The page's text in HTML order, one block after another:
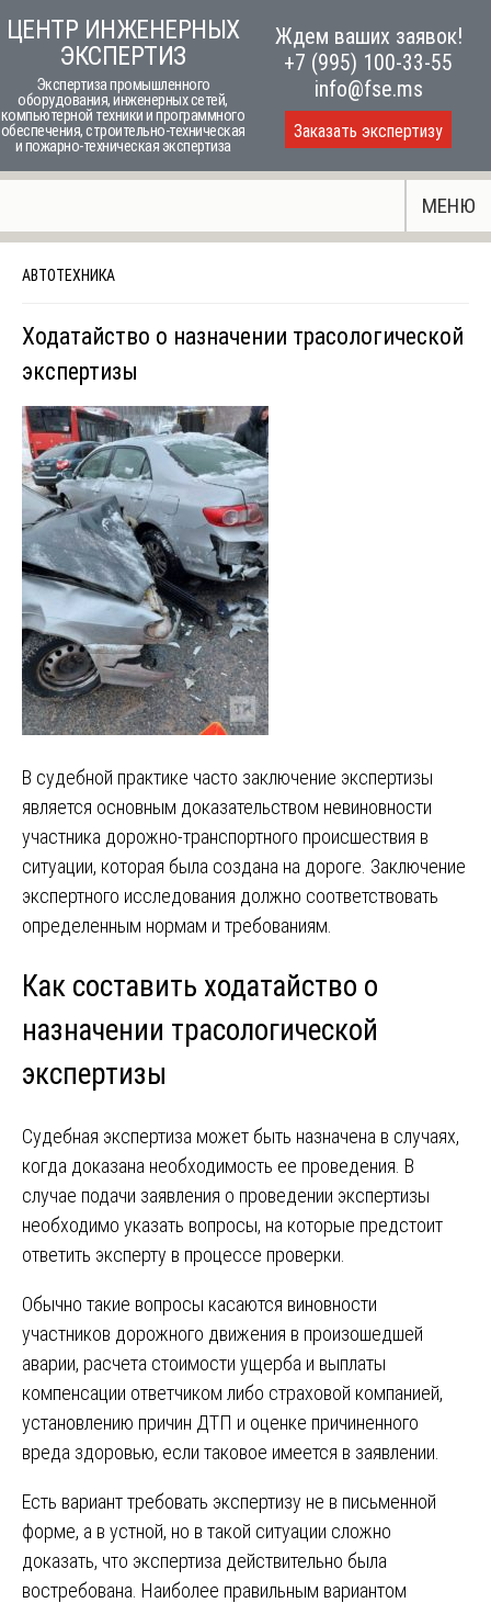
to
content
ЦЕНТР ИНЖЕНЕРНЫХ
ЭКСПЕРТИЗ
Экспертиза промышленного
оборудования, инженерных сетей,
компьютерной техники и программного
обеспечения, строительно-техническая
и пожарно-техническая экспертиза
Ждем ваших заявок!
+7 (995) 100-33-55
info@fse.ms
Заказать экспертизу
МЕНЮ
АВТОТЕХНИКА
Ходатайство о назначении трасологической
экспертизы
В судебной практике часто заключение экспертизы
является основным доказательством невиновности
участника дорожно-транспортного происшествия в
ситуации, которая была создана на дороге. Заключение
экспертного исследования должно соответствовать
определенным нормам и требованиям.
Как составить ходатайство о
назначении трасологической
экспертизы
Судебная экспертиза может быть назначена в случаях,
когда доказана необходимость ее проведения. В
случае подачи заявления о проведении экспертизы
необходимо указать вопросы, на которые предстоит
ответить эксперту в процессе проверки.
Обычно такие вопросы касаются виновности
участников дорожного движения в произошедшей
аварии, расчета стоимости ущерба и выплаты
компенсации ответчиком либо страховой компанией,
установлению причин ДТП и оценке причиненного
вреда здоровью, если таковое имеется в заявлении.
Есть вариант требовать экспертизу не в письменной
форме, а в устной, но в такой ситуации сложно
доказать, что экспертиза действительно была
востребована. Наиболее правильным вариантом